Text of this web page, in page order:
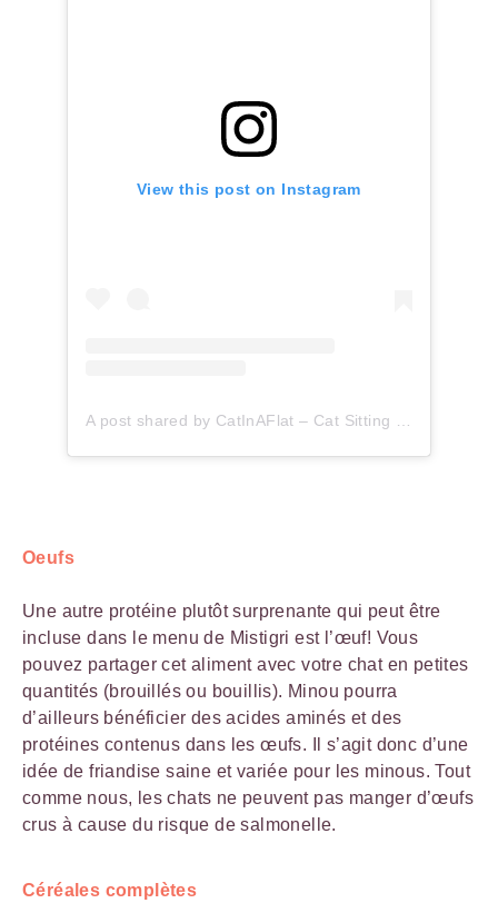
View this post on Instagram
Oeufs
Une autre protéine plutôt surprenante qui peut être
incluse dans le menu de Mistigri est l’œuf! Vous
pouvez partager cet aliment avec votre chat en petites
quantités (brouillés ou bouillis). Minou pourra
d’ailleurs bénéficier des acides aminés et des
protéines contenus dans les œufs. Il s’agit donc d’une
idée de friandise saine et variée pour les minous. Tout
comme nous, les chats ne peuvent pas manger d’œufs
crus à cause du risque de salmonelle.
Céréales complètes